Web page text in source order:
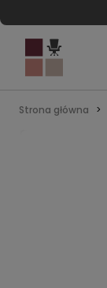
Strona główna